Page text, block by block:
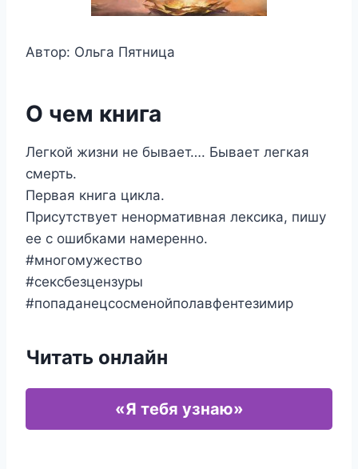
Автор: Ольга Пятница
О чем книга
Легкой жизни не бывает…. Бывает легкая
смерть.
Первая книга цикла.
Присутствует ненормативная лексика, пишу
ее с ошибками намеренно.
#многомужество
#сексбезцензуры
#попаданецсосменойполавфентезимир
Читать онлайн
«Я тебя узнаю»